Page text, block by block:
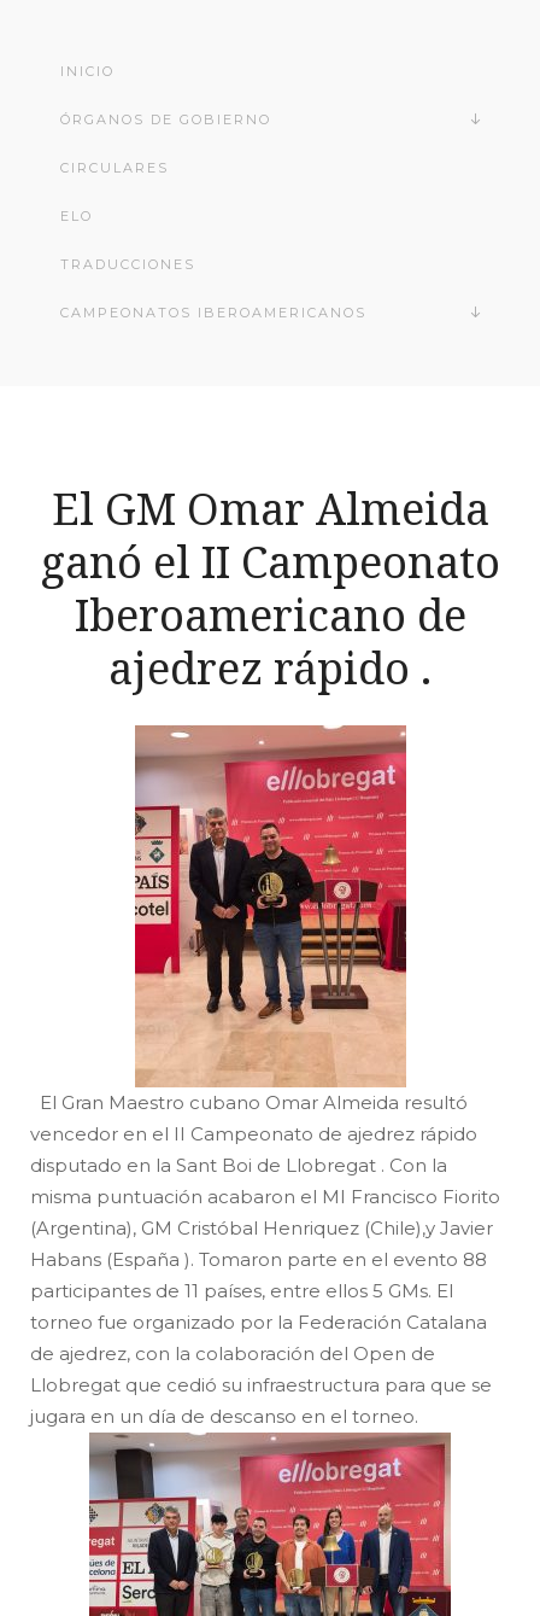
INICIO
ÓRGANOS DE GOBIERNO
CIRCULARES
ELO
TRADUCCIONES
CAMPEONATOS IBEROAMERICANOS
El GM Omar Almeida
ganó el II Campeonato
Iberoamericano de
ajedrez rápido .
El Gran Maestro cubano Omar Almeida resultó
vencedor en el II Campeonato de ajedrez rápido
disputado en la Sant Boi de Llobregat . Con la
misma puntuación acabaron el MI Francisco Fiorito
(Argentina), GM Cristóbal Henriquez (Chile),y Javier
Habans (España ). Tomaron parte en el evento 88
participantes de 11 países, entre ellos 5 GMs. El
torneo fue organizado por la Federación Catalana
de ajedrez, con la colaboración del Open de
Llobregat que cedió su infraestructura para que se
jugara en un día de descanso en el torneo.